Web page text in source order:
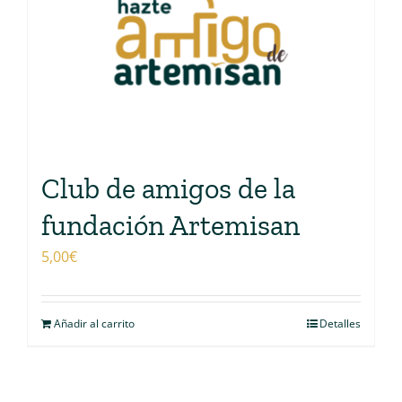
Club de amigos de la
fundación Artemisan
5,00€
Añadir al carrito Detalles